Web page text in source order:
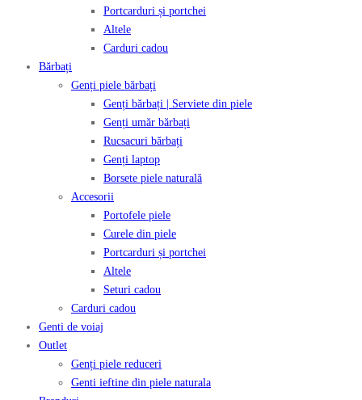
Portcarduri și portchei
Altele
Carduri cadou
Bărbați
Genți piele bărbați
Genți bărbați | Serviete din piele
Genți umăr bărbați
Rucsacuri bărbați
Genți laptop
Borsete piele naturală
Accesorii
Portofele piele
Curele din piele
Portcarduri și portchei
Altele
Seturi cadou
Carduri cadou
Genti de voiaj
Outlet
Genți piele reduceri
Genti ieftine din piele naturala